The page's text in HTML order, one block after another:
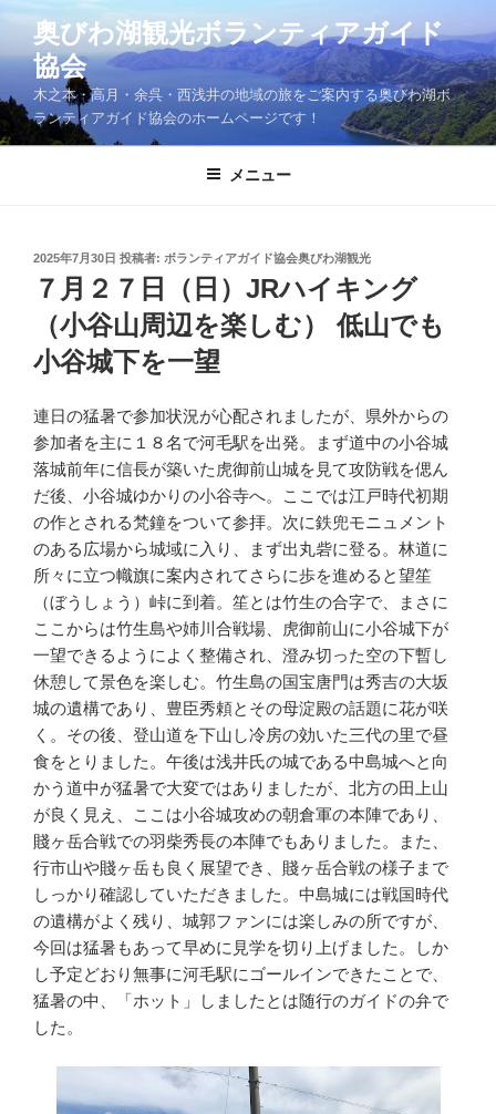
コ
テ
ン
ツ
へ
奥びわ湖観光ボランティアガイド
協会
木之本・高月・余呉・西浅井の地域の旅をご案内する奥びわ湖ボ
ランティアガイド協会のホームページです！
メニュー
投
稿
日:
2025年7月30日 投稿者: ボランティアガイド協会奥びわ湖観光
７月２７日（日）JRハイキング
（小谷山周辺を楽しむ） 低山でも
小谷城下を一望
連日の猛暑で参加状況が心配されましたが、県外からの
参加者を主に１８名で河毛駅を出発。まず道中の小谷城
落城前年に信長が築いた虎御前山城を見て攻防戦を偲ん
だ後、小谷城ゆかりの小谷寺へ。ここでは江戸時代初期
の作とされる梵鐘をついて参拝。次に鉄兜モニュメント
のある広場から城域に入り、まず出丸砦に登る。林道に
所々に立つ幟旗に案内されてさらに歩を進めると望笙
（ぼうしょう）峠に到着。笙とは竹生の合字で、まさに
ここからは竹生島や姉川合戦場、虎御前山に小谷城下が
一望できるようによく整備され、澄み切った空の下暫し
休憩して景色を楽しむ。竹生島の国宝唐門は秀吉の大坂
城の遺構であり、豊臣秀頼とその母淀殿の話題に花が咲
く。その後、登山道を下山し冷房の効いた三代の里で昼
食をとりました。午後は浅井氏の城である中島城へと向
かう道中が猛暑で大変ではありましたが、北方の田上山
が良く見え、ここは小谷城攻めの朝倉軍の本陣であり、
賤ヶ岳合戦での羽柴秀長の本陣でもありました。また、
行市山や賤ヶ岳も良く展望でき、賤ヶ岳合戦の様子まで
しっかり確認していただきました。中島城には戦国時代
の遺構がよく残り、城郭ファンには楽しみの所ですが、
今回は猛暑もあって早めに見学を切り上げました。しか
し予定どおり無事に河毛駅にゴールインできたことで、
猛暑の中、「ホット」しましたとは随行のガイドの弁で
した。